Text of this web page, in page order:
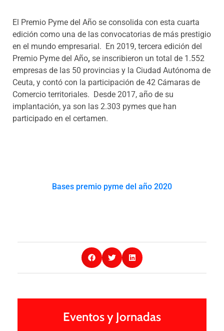
El Premio Pyme del Año se consolida con esta cuarta
edición como una de las convocatorias de más prestigio
en el mundo empresarial. En 2019, tercera edición del
Premio Pyme del Año, se inscribieron un total de 1.552
empresas de las 50 provincias y la Ciudad Autónoma de
Ceuta, y contó con la participación de 42 Cámaras de
Comercio territoriales. Desde 2017, año de su
implantación, ya son las 2.303 pymes que han
participado en el certamen.
Bases premio pyme del año 2020
Eventos y Jornadas